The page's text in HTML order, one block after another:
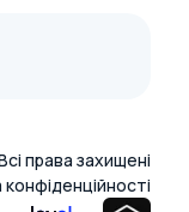
права захищені